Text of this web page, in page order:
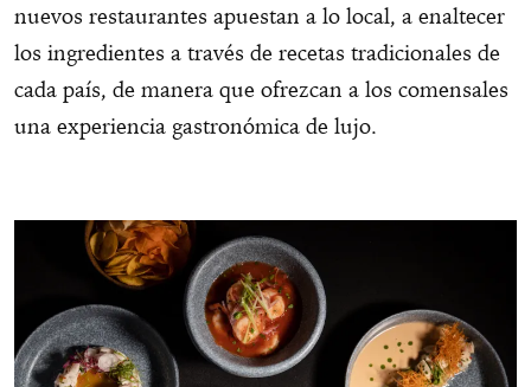
nuevos restaurantes apuestan a lo local, a enaltecer
los ingredientes a través de recetas tradicionales de
cada país, de manera que ofrezcan a los comensales
una experiencia gastronómica de lujo.